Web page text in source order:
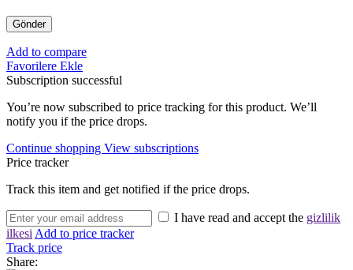
Add to compare
Favorilere Ekle
Subscription successful
You’re now subscribed to price tracking for this product. We’ll
notify you if the price drops.
Continue shopping View subscriptions
Price tracker
Track this item and get notified if the price drops.
I have read and accept the gizlilik
ilkesiAdd to price tracker
Track price
Share: